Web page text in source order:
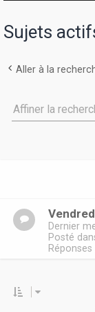
Sujets
Aller à la
Affiner la
Dernier
Posté
Réponses